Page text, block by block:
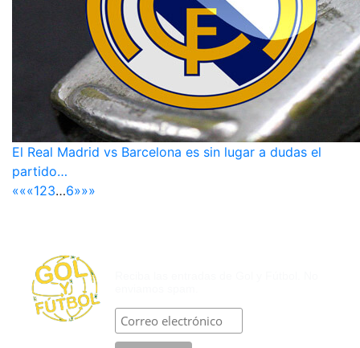
El Real Madrid vs Barcelona es sin lugar a dudas el
partido…
«««123…6»»»